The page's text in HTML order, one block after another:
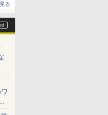
る